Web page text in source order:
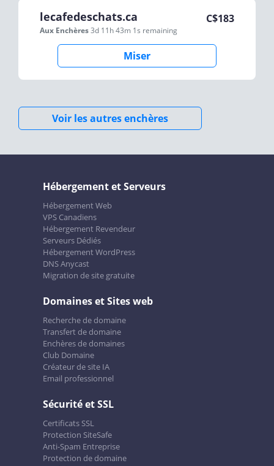
lecafedeschats.ca
Aux Enchères3d 11h 43m 1s remaining
C$183
Miser
Voir les autres enchères
Hébergement et Serveurs
Hébergement Web
VPS Canadiens
Hébergement Revendeur
Serveurs Dédiés
Hébergement WordPress
DNS Anycast
Migration de site gratuite
Domaines et Sites web
Recherche de domaine
Transfert de domaine
Enchères de domaines
Club Domaine
Créateur de site IA
Email professionnel
Sécurité et SSL
Certificats SSL
Protection SiteSafe
Anti-Spam Entreprise
Protection de domaine